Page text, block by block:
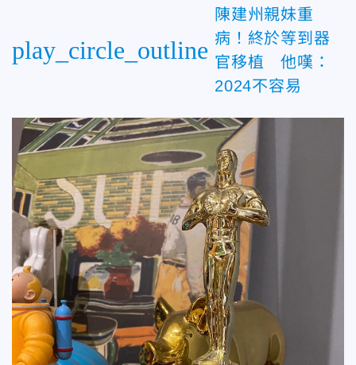
play_circle_outline
陳建州親妹重
病！終於等到器
官移植 他嘆：
2024不容易